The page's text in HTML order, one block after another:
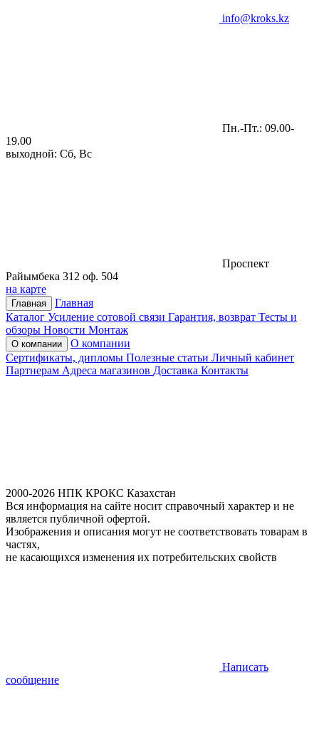
info@kroks.kz
Пн.-Пт.: 09.00-
19.00
выходной: Сб, Вс
Проспект
Райымбека 312 оф. 504
на карте
Главная
Главная
Каталог Усиление сотовой связи Гарантия, возврат Тесты и
обзоры Новости Монтаж
О компании
О компании
Сертификаты, дипломы Полезные статьи Личный кабинет
Партнерам Адреса магазинов Доставка Контакты
2000-2026 НПК КРОКС Казахстан
Вся информация на сайте носит справочный характер и не
является публичной офертой.
Изображения и описания могут не соответствовать товарам в
частях,
не касающихся изменения их потребительских свойств
Написать
сообщение